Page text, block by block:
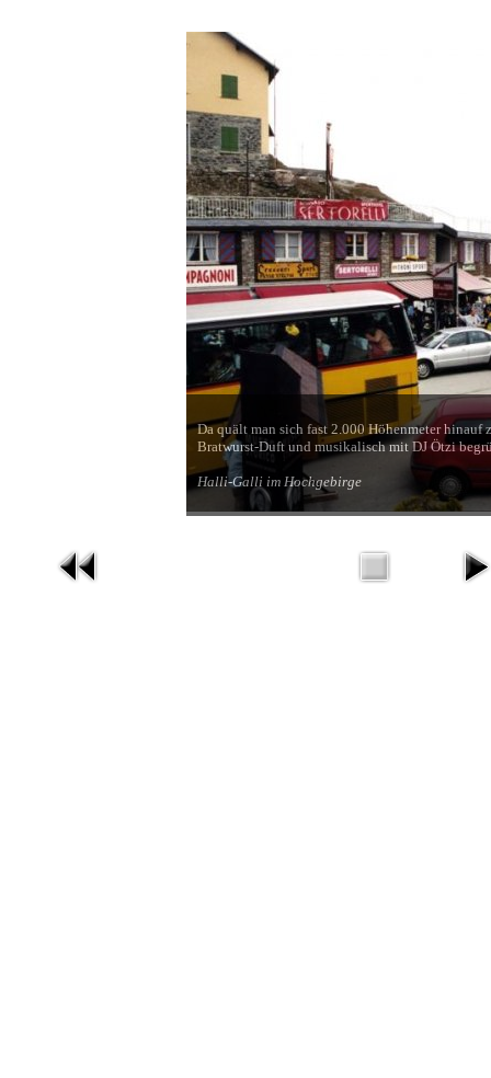
Da quält man sich fast 2.000 Höhenmeter
Bratwurst-Duft und musikalisch mit DJ Ötzi
Halli-Galli im Hochgebirge